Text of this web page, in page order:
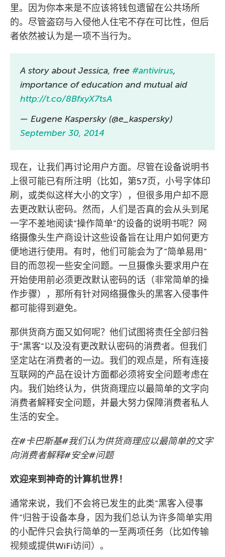
里。因为你本来是不应该将钱包遗留在公共场所
的。尽管盗窃与入侵他人住宅不存在可比性，但后
者依然被认为是一项不当行为。
A story about Jessica, free #antivirus,
importance of education and mutual aid
http://t.co/8BfxyX7tsA
— Eugene Kaspersky (@e_kaspersky)
September 30, 2014
现在，让我们再讨论用户方面。尽管在设备说明书
上很可能已有所注明（比如，第57页，小号字体印
刷，或类似这样大小的文字），但很多用户却不愿
去更改默认密码。然而，人们是否真的会从头到尾
一字不差地阅读”操作简单”的设备的说明书呢？网
络摄像头生产商设计这些设备旨在让用户如何更方
便地进行使用。有时，他们可能会为了”简单易用”
目的而忽视一些安全问题。一旦摄像头要求用户在
开始使用前必须更改默认密码的话（非常简单的操
作步骤），那所有针对网络摄像头的黑客入侵事件
都可能得到避免。
那供货商方面又如何呢？他们试图将责任全部归咎
于”黑客”以及没有更改默认密码的消费者。但我们
坚定站在消费者的一边。我们的观点是，所有连接
互联网的产品在设计方面都必须将安全问题考虑在
内。我们始终认为，供货商理应以最简单的文字向
消费者解释安全问题，并最大努力保障消费者私人
生活的安全。
在#卡巴斯基#我们认为供货商理应以最简单的文字
向消费者解释#安全#问题
欢迎来到神奇的计算机世界！
通常来说，我们不会将已发生的此类”黑客入侵事
件”归咎于设备本身，因为我们总认为许多简单实用
的小配件只会执行简单的一至两项任务（比如传输
视频或提供WiFi访问）。